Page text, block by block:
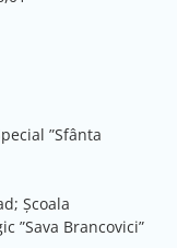
”Sfânta
Școala
”Sava Brancovici”